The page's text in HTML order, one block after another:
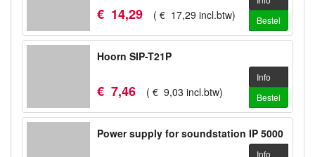
€ 14,29 ( € 17,29 incl.btw)
Bestel
Hoorn SIP-T21P
€ 7,46 ( € 9,03 incl.btw)
Info
Bestel
Power supply for soundstation IP 5000
Info